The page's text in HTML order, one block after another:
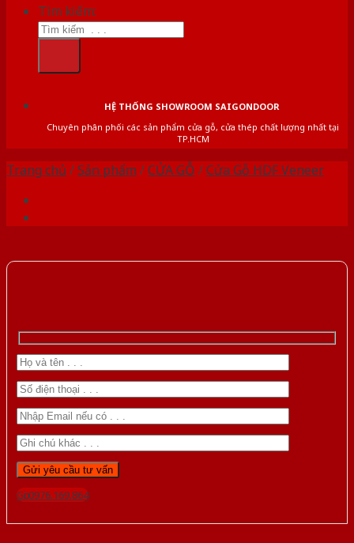
Tìm kiếm:
HỆ THỐNG SHOWROOM SAIGONDOOR
Chuyên phân phối các sản phẩm cửa gỗ, cửa thép chất lượng nhất tại
TP.HCM
Trang chủ /Sản phẩm /CỬA GỖ /Cửa Gỗ HDF Veneer
Gọi 0976.169.864